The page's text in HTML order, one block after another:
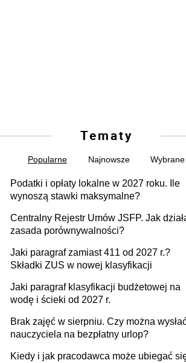
Tematy
Popularne Najnowsze Wybrane
Podatki i opłaty lokalne w 2027 roku. Ile
wynoszą stawki maksymalne?
Centralny Rejestr Umów JSFP. Jak
zasada porównywalności?
Jaki paragraf zamiast 411 od 2027 r.?
Składki ZUS w nowej klasyfikacji
Jaki paragraf klasyfikacji budżetowej na
wodę i ścieki od 2027 r.
Brak zajęć w sierpniu. Czy można
nauczyciela na bezpłatny urlop?
Kiedy i jak pracodawca może ubiegać